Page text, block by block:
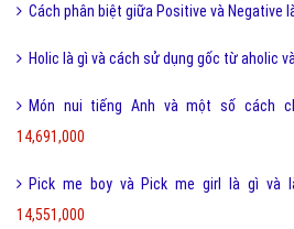
Cách phân biệt giữa Positive và Negative
Holic là gì và cách sử dụng gốc từ aholic
Món nui tiếng Anh và một số cách
14,691,000
Pick me boy và Pick me girl là gì và
14,551,000